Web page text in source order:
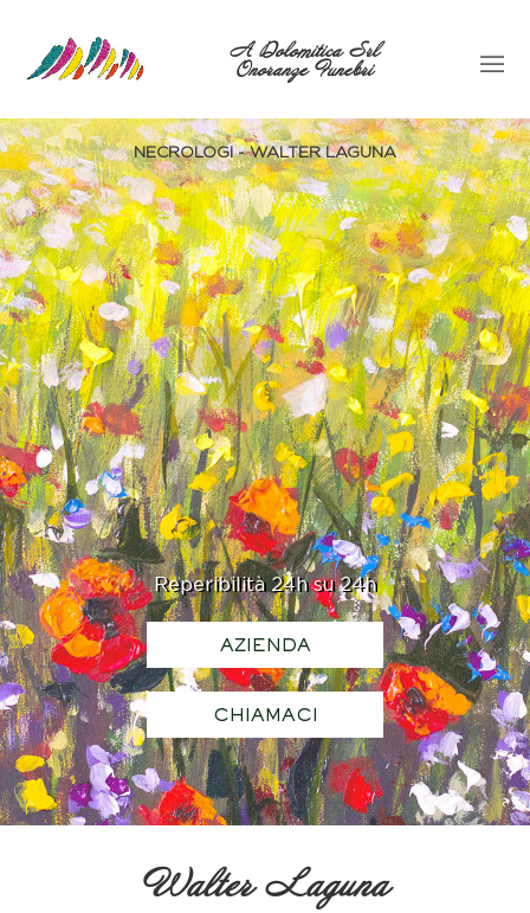
A Dolomitica Srl
Onoranze Funebri
Reperibilità 24h su 24h
AZIENDA
CHIAMACI
NECROLOGI - WALTER LAGUNA
Walter Laguna